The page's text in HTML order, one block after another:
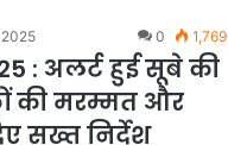
0 1,769
: अलर्ट हुई सूबे की
की मरम्मत और
सख्त निर्देश